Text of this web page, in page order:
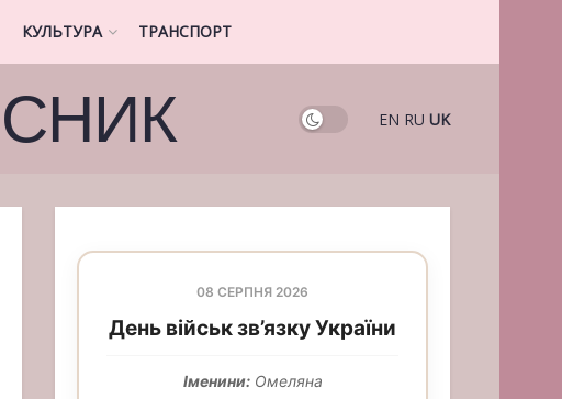
КУЛЬТУРА ТРАНСПОРТ
EN RU UK
08 СЕРПНЯ 2026
День військ зв’язку України
Іменини:Омеляна